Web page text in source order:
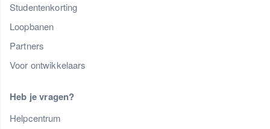
Studentenkorting
Loopbanen
Partners
Voor ontwikkelaars
Heb je vragen?
Helpcentrum